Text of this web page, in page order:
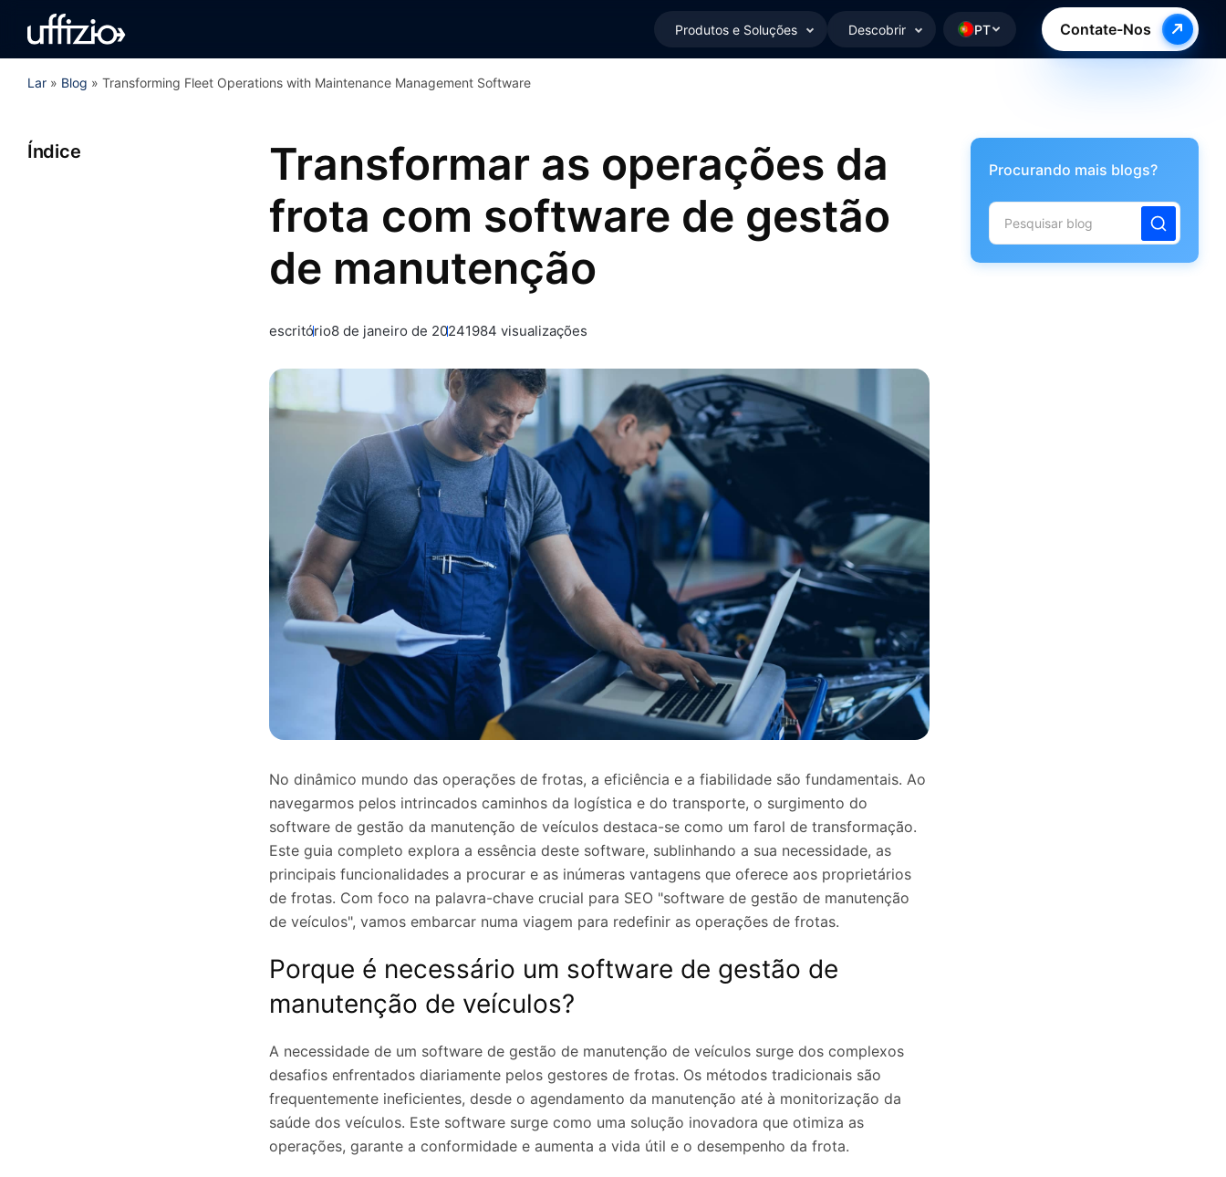
Produtos e Soluções Descobrir PT Contate-Nos
Lar » Blog » Transforming Fleet Operations with Maintenance Management Software
Índice
Transformar as operações da
frota com software de gestão
de manutenção
escritório8 de janeiro de 20241984 visualizações
No dinâmico mundo das operações de frotas, a eficiência e a fiabilidade são fundamentais. Ao
navegarmos pelos intrincados caminhos da logística e do transporte, o surgimento do
software de gestão da manutenção de veículos destaca-se como um farol de transformação.
Este guia completo explora a essência deste software, sublinhando a sua necessidade, as
principais funcionalidades a procurar e as inúmeras vantagens que oferece aos proprietários
de frotas. Com foco na palavra-chave crucial para SEO "software de gestão de manutenção
de veículos", vamos embarcar numa viagem para redefinir as operações de frotas.
Porque é necessário um software de gestão de
manutenção de veículos?
A necessidade de um software de gestão de manutenção de veículos surge dos complexos
desafios enfrentados diariamente pelos gestores de frotas. Os métodos tradicionais são
frequentemente ineficientes, desde o agendamento da manutenção até à monitorização da
saúde dos veículos. Este software surge como uma solução inovadora que otimiza as
operações, garante a conformidade e aumenta a vida útil e o desempenho da frota.
Procurando mais blogs?